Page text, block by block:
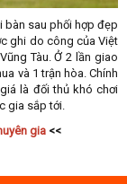
bàn sau phối hợp đẹp
ghi do công của Việt
Tàu. Ở 2 lần giao
và 1 trận hòa. Chính
là đối thủ khó chơi
gia sắp tới.
gia<<